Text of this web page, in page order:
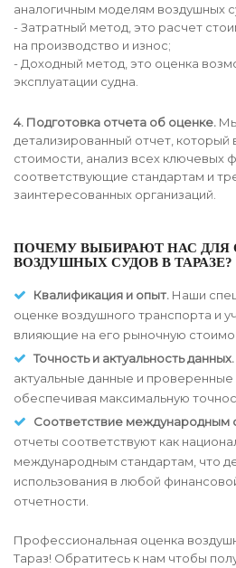
аналогичным моделям воздушных
- Затратный метод, это расчет
на производство и износ;
- Доходный метод, это оценка
эксплуатации судна.
4. Подготовка отчета об оценке.
детализированный отчет, который
стоимости, анализ всех ключевых
соответствующие стандартам и
заинтересованных организаций.
ПОЧЕМУ ВЫБИРАЮТ НАС ДЛЯ
ВОЗДУШНЫХ СУДОВ В ТАРАЗЕ?
Квалификация и опыт. Наши
оценке воздушного транспорта и
влияющие на его рыночную
Точность и актуальность данных.
актуальные данные и
обеспечивая максимальную
Соответствие международным
отчеты соответствуют как
международным стандартам, что
использования в любой
отчетности.
Профессиональная оценка
Тараз! Обратитесь к нам чтобы